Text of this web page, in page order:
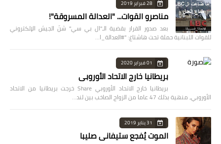
28 فبراير 2019
مناصرو القوات... "العدالة المسروقة"!
بعد صدور القرار بقضية الـ"ال بي سي" شنّ الجيش الإلكتروني
للقوات اللبنانية حملة تحت هاشتاغ: "#العدالة_ا…
01 فبراير 2020
بريطانيا خارج الاتحاد الأوروبي
بريطانيا خارج الاتحاد الأوروبي Share خرجت بريطانيا من الاتحاد
الأوروبي، منهية بذلك 47 عاما من الزواج الصاخب بين لند…
31 يناير 2019
الموت يُفجع ستيفاني صليبا